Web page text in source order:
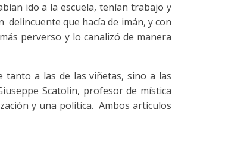
ido a la escuela, tenían trabajo y
que hacía de imán, y con
perverso y lo canalizó de manera
tanto a las de las viñetas, sino a las
Scatolin, profesor de mística
y una política. Ambos artículos